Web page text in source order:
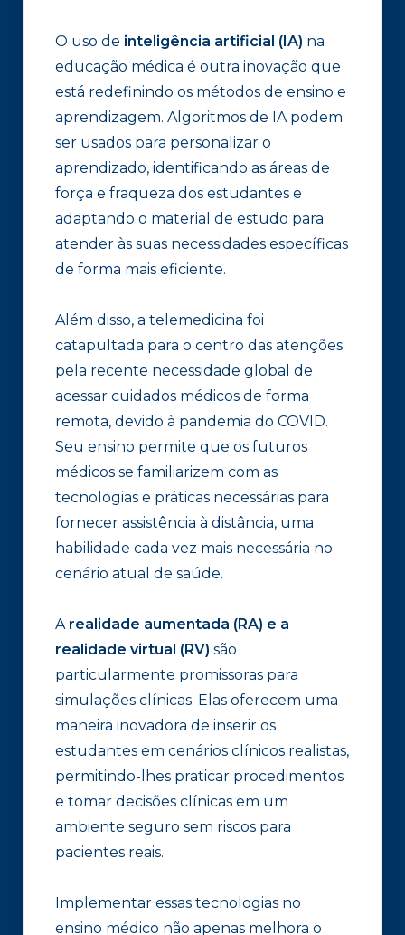
O uso de inteligência artificial (IA) na
educação médica é outra inovação que
está redefinindo os métodos de ensino e
aprendizagem. Algoritmos de IA podem
ser usados para personalizar o
aprendizado, identificando as áreas de
força e fraqueza dos estudantes e
adaptando o material de estudo para
atender às suas necessidades específicas
de forma mais eficiente.
Além disso, a telemedicina foi
catapultada para o centro das atenções
pela recente necessidade global de
acessar cuidados médicos de forma
remota, devido à pandemia do COVID.
Seu ensino permite que os futuros
médicos se familiarizem com as
tecnologias e práticas necessárias para
fornecer assistência à distância, uma
habilidade cada vez mais necessária no
cenário atual de saúde.
A realidade aumentada (RA) e a
realidade virtual (RV) são
particularmente promissoras para
simulações clínicas. Elas oferecem uma
maneira inovadora de inserir os
estudantes em cenários clínicos realistas,
permitindo-lhes praticar procedimentos
e tomar decisões clínicas em um
ambiente seguro sem riscos para
pacientes reais.
Implementar essas tecnologias no
ensino médico não apenas melhora o